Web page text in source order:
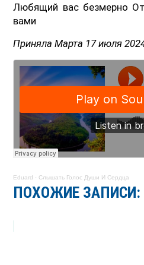
Любящий вас безмерно
вами
Приняла Марта 17 июля
Eduard · Слышать Голос Души И Сердца
ПОХОЖИЕ ЗАПИСИ: